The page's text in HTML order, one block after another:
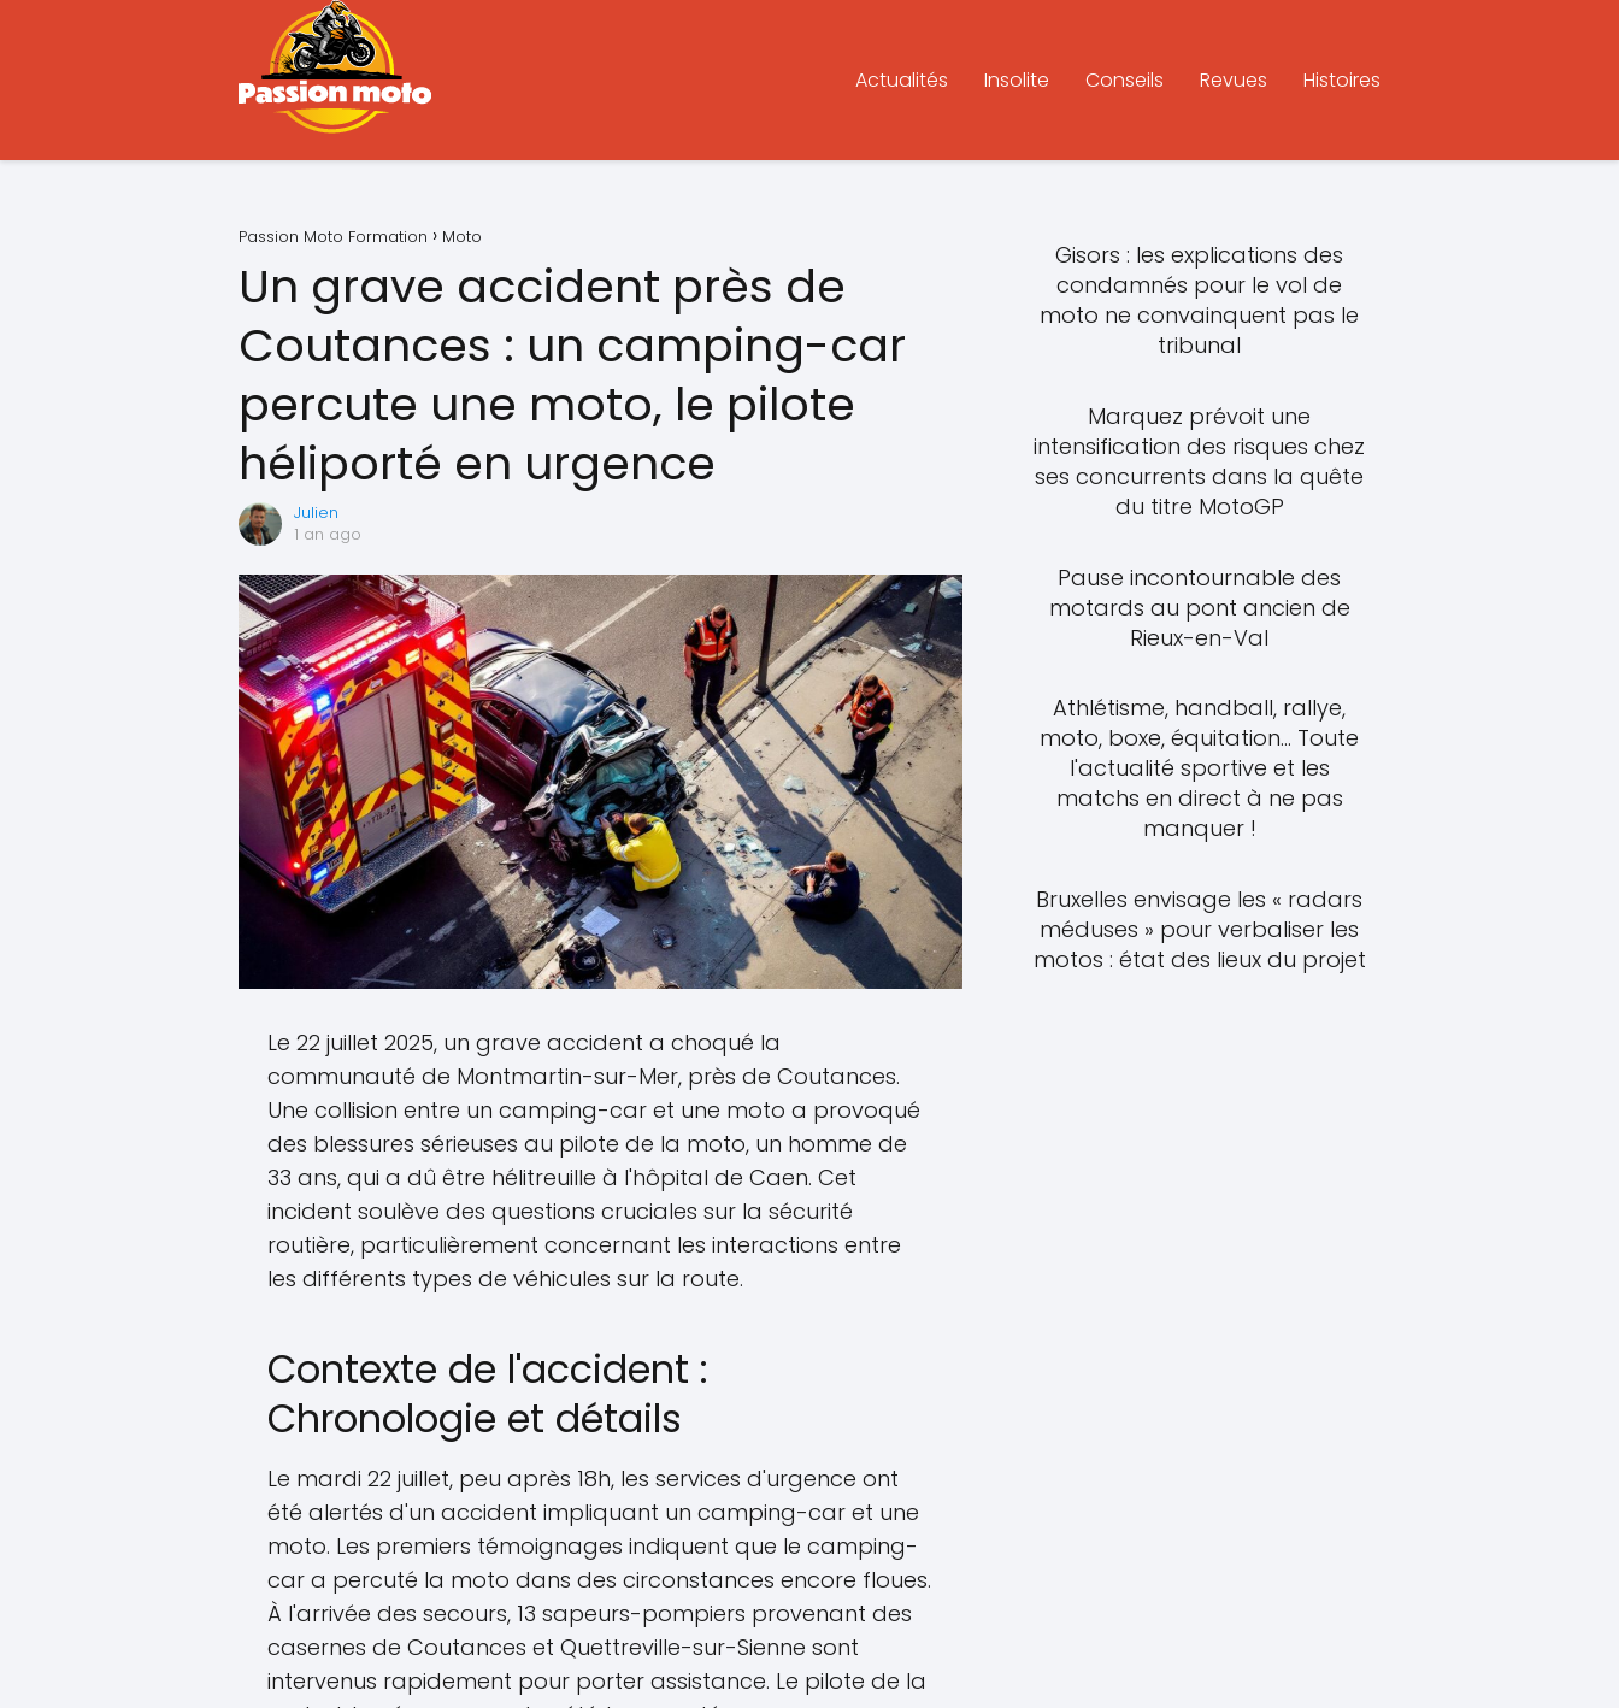
Actualités Insolite Conseils Revues Histoires
Passion Moto Formation Moto
Un grave accident près de
Coutances : un camping-car
percute une moto, le pilote
héliporté en urgence
Julien
1 an ago
Le 22 juillet 2025, un grave accident a choqué la
communauté de Montmartin-sur-Mer, près de Coutances.
Une collision entre un camping-car et une moto a provoqué
des blessures sérieuses au pilote de la moto, un homme de
33 ans, qui a dû être hélitreuille à l'hôpital de Caen. Cet
incident soulève des questions cruciales sur la sécurité
routière, particulièrement concernant les interactions entre
les différents types de véhicules sur la route.
Contexte de l'accident :
Chronologie et détails
Le mardi 22 juillet, peu après 18h, les services d'urgence ont
été alertés d'un accident impliquant un camping-car et une
moto. Les premiers témoignages indiquent que le camping-
car a percuté la moto dans des circonstances encore floues.
À l'arrivée des secours, 13 sapeurs-pompiers provenant des
casernes de Coutances et Quettreville-sur-Sienne sont
intervenus rapidement pour porter assistance. Le pilote de la
Gisors : les explications des
condamnés pour le vol de
moto ne convainquent pas le
tribunal
Marquez prévoit une
intensification des risques chez
ses concurrents dans la quête
du titre MotoGP
Pause incontournable des
motards au pont ancien de
Rieux-en-Val
Athlétisme, handball, rallye,
moto, boxe, équitation... Toute
l'actualité sportive et les
matchs en direct à ne pas
manquer !
Bruxelles envisage les « radars
méduses » pour verbaliser les
motos : état des lieux du projet